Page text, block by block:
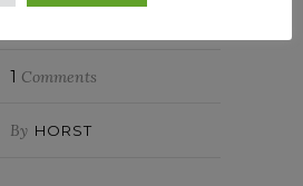
1 Comments
By HORST